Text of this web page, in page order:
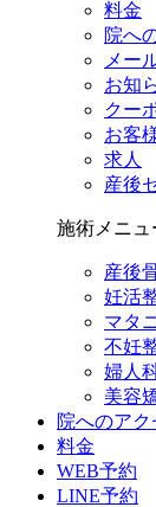
料金
院へ
メー
お知
クー
お客
求人
産後
施術メニュ
産後
妊活
マタ
不妊
婦人
美容
院へのアク
料金
WEB予約
LINE予約